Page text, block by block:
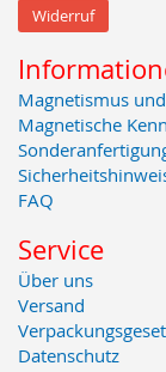
Widerruf
Magnetismus
Magnetische
FAQ
Service
Über uns
Versand
Datenschutz